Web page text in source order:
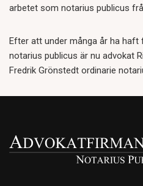
arbetet som notarius publicus
Efter att under många år ha
notarius publicus är nu advokat
Fredrik Grönstedt ordinarie